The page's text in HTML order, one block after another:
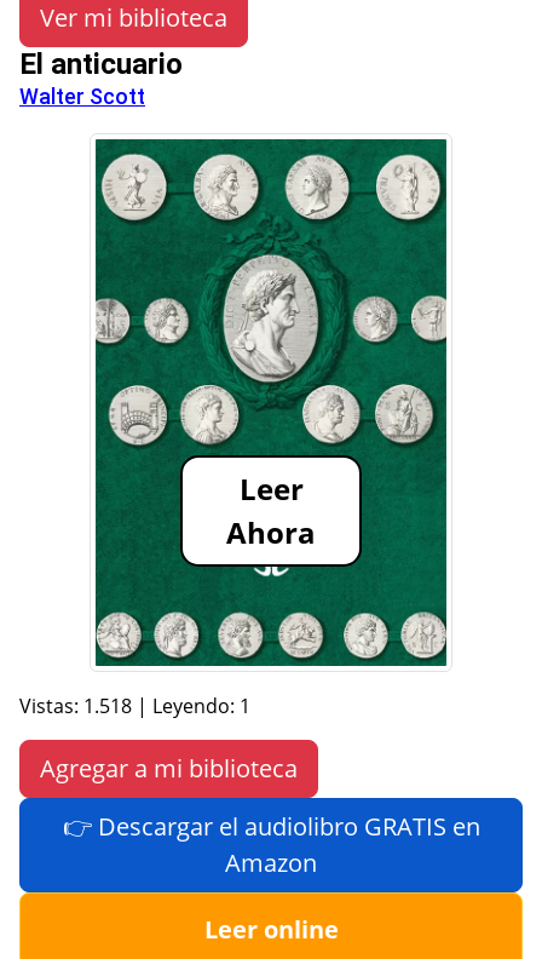
Ver mi biblioteca
El anticuario
Walter Scott
Leer
Ahora
Vistas: 1.518 | Leyendo: 1
Agregar a mi biblioteca
👉 Descargar el audiolibro GRATIS en
Amazon
Leer online